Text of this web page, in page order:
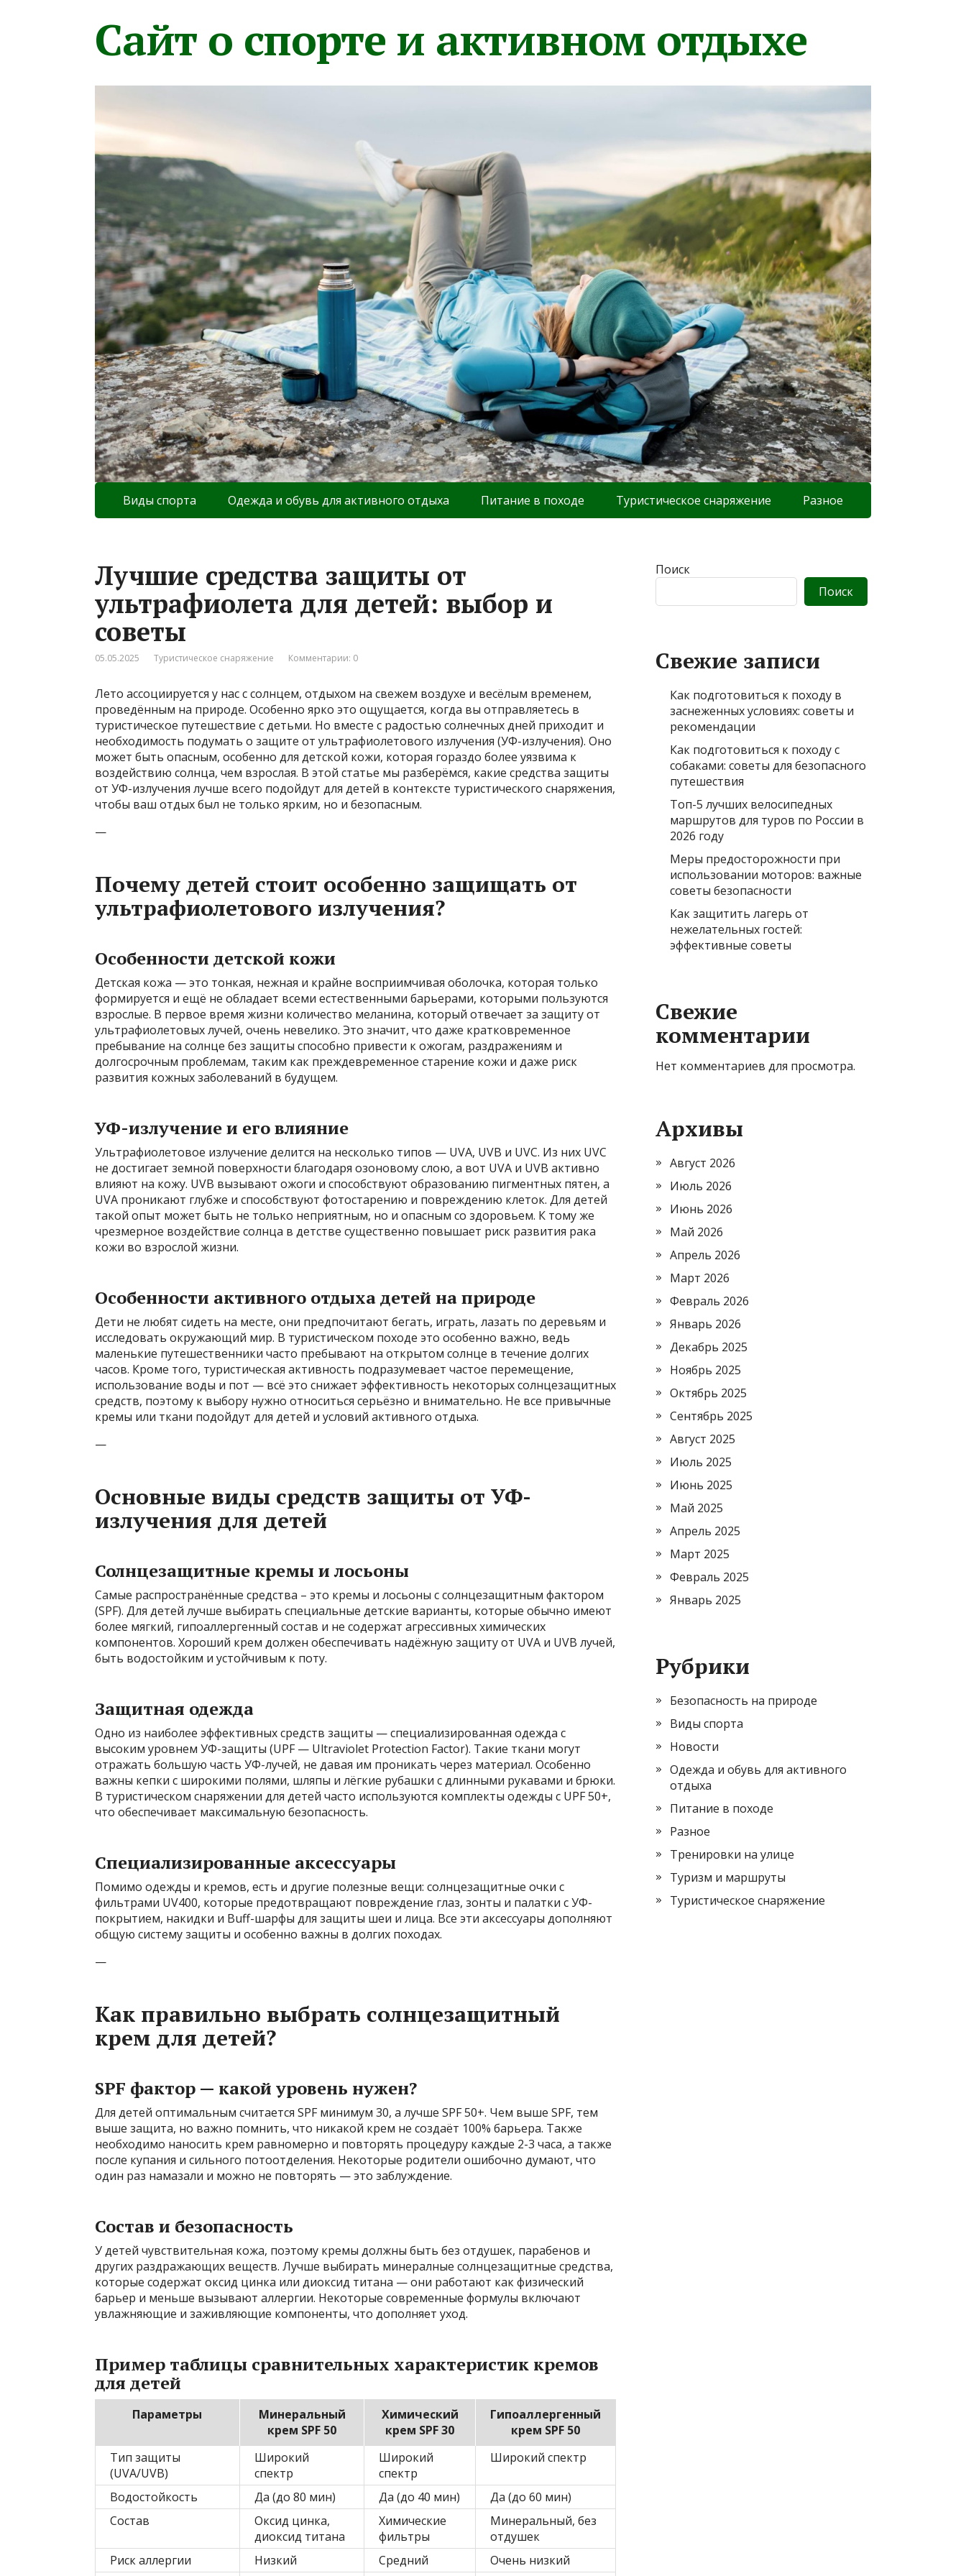
Сайт о спорте и активном отдыхе
Виды спорта Одежда и обувь для активного отдыха Питание в походе Туристическое снаряжение Разное
Лучшие средства защиты от
ультрафиолета для детей: выбор и
советы
05.05.2025 Туристическое снаряжение Комментарии: 0
Лето ассоциируется у нас с солнцем, отдыхом на свежем воздухе и весёлым временем,
проведённым на природе. Особенно ярко это ощущается, когда вы отправляетесь в
туристическое путешествие с детьми. Но вместе с радостью солнечных дней приходит и
необходимость подумать о защите от ультрафиолетового излучения (УФ-излучения). Оно
может быть опасным, особенно для детской кожи, которая гораздо более уязвима к
воздействию солнца, чем взрослая. В этой статье мы разберёмся, какие средства защиты
от УФ-излучения лучше всего подойдут для детей в контексте туристического снаряжения,
чтобы ваш отдых был не только ярким, но и безопасным.
—
Почему детей стоит особенно защищать от
ультрафиолетового излучения?
Особенности детской кожи
Детская кожа — это тонкая, нежная и крайне восприимчивая оболочка, которая только
формируется и ещё не обладает всеми естественными барьерами, которыми пользуются
взрослые. В первое время жизни количество меланина, который отвечает за защиту от
ультрафиолетовых лучей, очень невелико. Это значит, что даже кратковременное
пребывание на солнце без защиты способно привести к ожогам, раздражениям и
долгосрочным проблемам, таким как преждевременное старение кожи и даже риск
развития кожных заболеваний в будущем.
УФ-излучение и его влияние
Ультрафиолетовое излучение делится на несколько типов — UVA, UVB и UVC. Из них UVC
не достигает земной поверхности благодаря озоновому слою, а вот UVA и UVB активно
влияют на кожу. UVB вызывают ожоги и способствуют образованию пигментных пятен, а
UVA проникают глубже и способствуют фотостарению и повреждению клеток. Для детей
такой опыт может быть не только неприятным, но и опасным со здоровьем. К тому же
чрезмерное воздействие солнца в детстве существенно повышает риск развития рака
кожи во взрослой жизни.
Особенности активного отдыха детей на природе
Дети не любят сидеть на месте, они предпочитают бегать, играть, лазать по деревьям и
исследовать окружающий мир. В туристическом походе это особенно важно, ведь
маленькие путешественники часто пребывают на открытом солнце в течение долгих
часов. Кроме того, туристическая активность подразумевает частое перемещение,
использование воды и пот — всё это снижает эффективность некоторых солнцезащитных
средств, поэтому к выбору нужно относиться серьёзно и внимательно. Не все привычные
кремы или ткани подойдут для детей и условий активного отдыха.
—
Основные виды средств защиты от УФ-
излучения для детей
Солнцезащитные кремы и лосьоны
Самые распространённые средства – это кремы и лосьоны с солнцезащитным фактором
(SPF). Для детей лучше выбирать специальные детские варианты, которые обычно имеют
более мягкий, гипоаллергенный состав и не содержат агрессивных химических
компонентов. Хороший крем должен обеспечивать надёжную защиту от UVA и UVB лучей,
быть водостойким и устойчивым к поту.
Защитная одежда
Одно из наиболее эффективных средств защиты — специализированная одежда с
высоким уровнем УФ-защиты (UPF — Ultraviolet Protection Factor). Такие ткани могут
отражать большую часть УФ-лучей, не давая им проникать через материал. Особенно
важны кепки с широкими полями, шляпы и лёгкие рубашки с длинными рукавами и брюки.
В туристическом снаряжении для детей часто используются комплекты одежды с UPF 50+,
что обеспечивает максимальную безопасность.
Специализированные аксессуары
Помимо одежды и кремов, есть и другие полезные вещи: солнцезащитные очки с
фильтрами UV400, которые предотвращают повреждение глаз, зонты и палатки с УФ-
покрытием, накидки и Buff-шарфы для защиты шеи и лица. Все эти аксессуары дополняют
общую систему защиты и особенно важны в долгих походах.
—
Как правильно выбрать солнцезащитный
крем для детей?
SPF фактор — какой уровень нужен?
Для детей оптимальным считается SPF минимум 30, а лучше SPF 50+. Чем выше SPF, тем
выше защита, но важно помнить, что никакой крем не создаёт 100% барьера. Также
необходимо наносить крем равномерно и повторять процедуру каждые 2-3 часа, а также
после купания и сильного потоотделения. Некоторые родители ошибочно думают, что
один раз намазали и можно не повторять — это заблуждение.
Состав и безопасность
У детей чувствительная кожа, поэтому кремы должны быть без отдушек, парабенов и
других раздражающих веществ. Лучше выбирать минералные солнцезащитные средства,
которые содержат оксид цинка или диоксид титана — они работают как физический
барьер и меньше вызывают аллергии. Некоторые современные формулы включают
увлажняющие и заживляющие компоненты, что дополняет уход.
Пример таблицы сравнительных характеристик кремов
для детей
Параметры
Минеральный
крем SPF 50
Химический
крем SPF 30
Гипоаллергенный
крем SPF 50
Тип защиты
(UVA/UVB)
Широкий
спектр
Широкий
спектр
Широкий спектр
Водостойкость Да (до 80 мин) Да (до 40 мин)
Да (до 60 мин)
Состав
Оксид цинка,
диоксид титана
Химические
фильтры
Минеральный, без
отдушек
Риск аллергии
Низкий Средний Очень низкий
Поиск
Поиск
Свежие записи
Как подготовиться к походу в
заснеженных условиях: советы и
рекомендации
Как подготовиться к походу с
собаками: советы для безопасного
путешествия
Топ-5 лучших велосипедных
маршрутов для туров по России в
2026 году
Меры предосторожности при
использовании моторов: важные
советы безопасности
Как защитить лагерь от
нежелательных гостей:
эффективные советы
Свежие
комментарии
Нет комментариев для просмотра.
Архивы
Август 2026
Июль 2026
Июнь 2026
Май 2026
Апрель 2026
Март 2026
Февраль 2026
Январь 2026
Декабрь 2025
Ноябрь 2025
Октябрь 2025
Сентябрь 2025
Август 2025
Июль 2025
Июнь 2025
Май 2025
Апрель 2025
Март 2025
Февраль 2025
Январь 2025
Рубрики
Безопасность на природе
Виды спорта
Новости
Одежда и обувь для активного
отдыха
Питание в походе
Разное
Тренировки на улице
Туризм и маршруты
Туристическое снаряжение